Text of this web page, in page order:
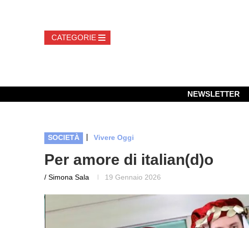
NEWSLETTER
SOCIETÀ | Vivere Oggi
Per amore di italian(d)o
/ Simona Sala 19 Gennaio 2026